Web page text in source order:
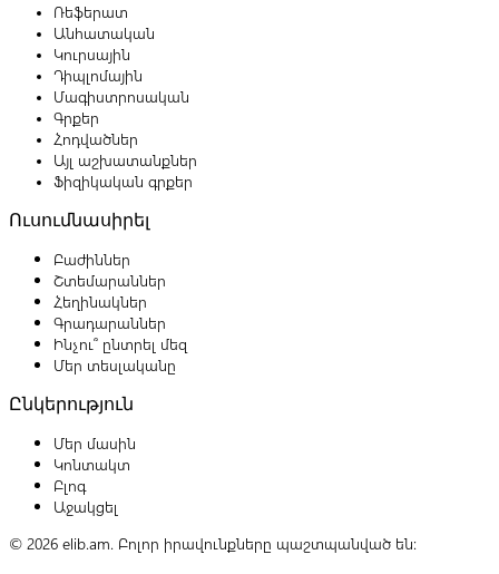
Ռեֆերատ
Անհատական
Կուրսային
Դիպլոմային
Մագիստրոսական
Գրքեր
Հոդվածներ
Այլ աշխատանքներ
Ֆիզիկական գրքեր
Ուսումնասիրել
Բաժիններ
Շտեմարաններ
Հեղինակներ
Գրադարաններ
Ինչու՞ ընտրել մեզ
Մեր տեսլականը
Ընկերություն
Մեր մասին
Կոնտակտ
Բլոգ
Աջակցել
© 2026 elib.am. Բոլոր իրավունքները պաշտպանված են: